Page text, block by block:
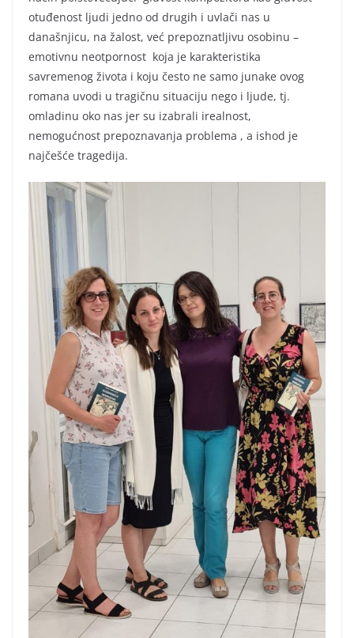
otuđenost ljudi jedno od drugih i uvlači nas u
današnjicu, na žalost, već prepoznatljivu osobinu –
emotivnu neotpornost koja je karakteristika
savremenog života i koju često ne samo junake ovog
romana uvodi u tragičnu situaciju nego i ljude, tj.
omladinu oko nas jer su izabrali irealnost,
nemogućnost prepoznavanja problema , a ishod je
najčešće tragedija.